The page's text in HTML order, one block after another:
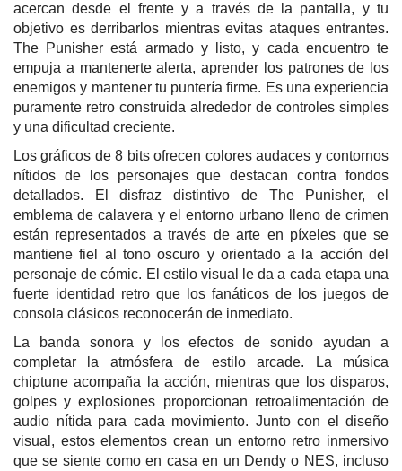
acercan desde el frente y a través de la pantalla, y tu
objetivo es derribarlos mientras evitas ataques entrantes.
The Punisher está armado y listo, y cada encuentro te
empuja a mantenerte alerta, aprender los patrones de los
enemigos y mantener tu puntería firme. Es una experiencia
puramente retro construida alrededor de controles simples
y una dificultad creciente.
Los gráficos de 8 bits ofrecen colores audaces y contornos
nítidos de los personajes que destacan contra fondos
detallados. El disfraz distintivo de The Punisher, el
emblema de calavera y el entorno urbano lleno de crimen
están representados a través de arte en píxeles que se
mantiene fiel al tono oscuro y orientado a la acción del
personaje de cómic. El estilo visual le da a cada etapa una
fuerte identidad retro que los fanáticos de los juegos de
consola clásicos reconocerán de inmediato.
La banda sonora y los efectos de sonido ayudan a
completar la atmósfera de estilo arcade. La música
chiptune acompaña la acción, mientras que los disparos,
golpes y explosiones proporcionan retroalimentación de
audio nítida para cada movimiento. Junto con el diseño
visual, estos elementos crean un entorno retro inmersivo
que se siente como en casa en un Dendy o NES, incluso